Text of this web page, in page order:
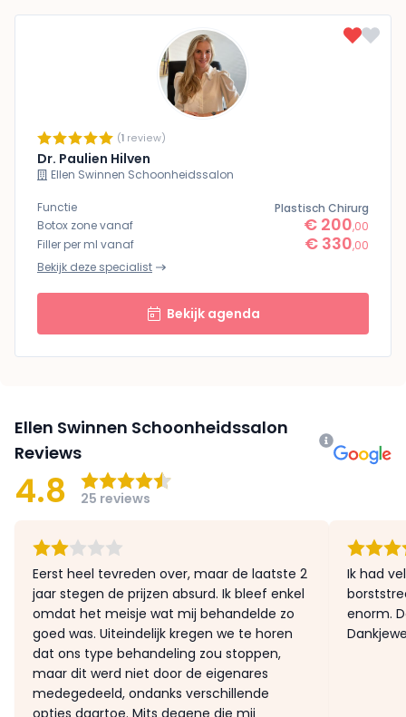
(1 review)
Dr. Paulien Hilven
Ellen Swinnen Schoonheidssalon
Functie
Plastisch Chirurg
Botox zone vanaf
€ 200,00
Filler per ml vanaf
€ 330,00
Bekijk deze specialist
Bekijk agenda
Ellen Swinnen Schoonheidssalon
Reviews
4.8 25 reviews
Eerst heel tevreden over, maar de laatste 2
jaar stegen de prijzen absurd. Ik bleef enkel
omdat het meisje wat mij behandelde zo
goed was. Uiteindelijk kregen we te horen
dat ons type behandeling zou stoppen,
maar dit werd niet door de eigenares
medegedeeld, ondanks verschillende
opties daartoe. Mits degene die mij
Ik had
enorm.